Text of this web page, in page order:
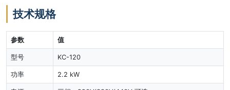
技术规格
参数 值
型号 KC-120
功率 2.2 kW